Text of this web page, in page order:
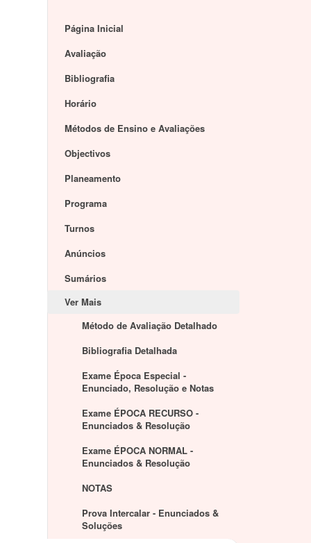
Página Inicial
Avaliação
Bibliografia
Horário
Métodos de Ensino e Avaliações
Objectivos
Planeamento
Programa
Turnos
Anúncios
Sumários
Ver Mais
Método de Avaliação Detalhado
Bibliografia Detalhada
Exame Época Especial -
Enunciado, Resolução e Notas
Exame ÉPOCA RECURSO -
Enunciados & Resolução
Exame ÉPOCA NORMAL -
Enunciados & Resolução
NOTAS
Prova Intercalar - Enunciados &
Soluções